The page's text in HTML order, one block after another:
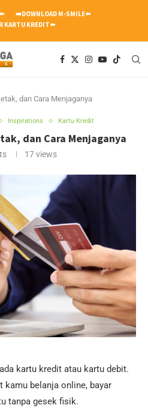
➡️DOWNLOAD M-SMILE⬅️
KARTU KREDIT⬅️
dan Cara Menjaganya
Inspirations Kartu Kredit
dan Cara Menjaganya
17views
kartu kredit atau kartu debit.
kamu belanja online, bayar
tanpa gesek fisik.